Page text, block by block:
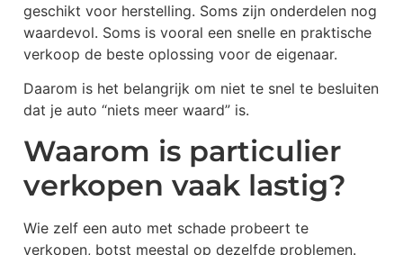
geschikt voor herstelling. Soms zijn onderdelen nog
waardevol. Soms is vooral een snelle en praktische
verkoop de beste oplossing voor de eigenaar.
Daarom is het belangrijk om niet te snel te besluiten
dat je auto “niets meer waard” is.
Waarom is particulier
verkopen vaak lastig?
Wie zelf een auto met schade probeert te
verkopen, botst meestal op dezelfde problemen.